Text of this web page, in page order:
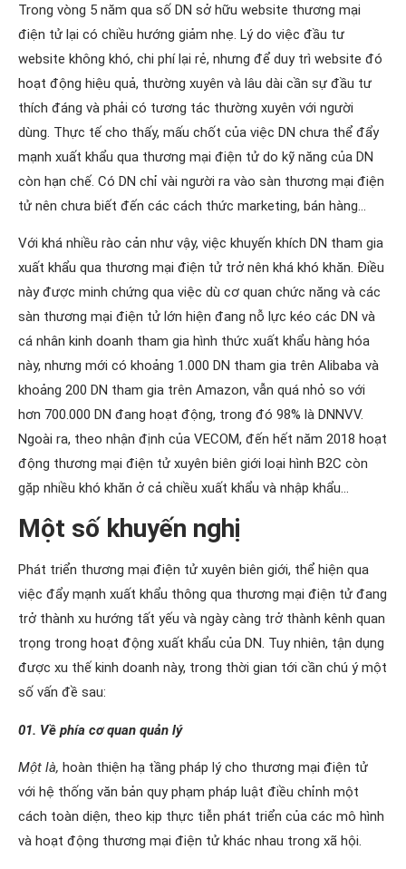
Trong vòng 5 năm qua số DN sở hữu website thương mại
điện tử lại có chiều hướng giảm nhẹ. Lý do việc đầu tư
website không khó, chi phí lại rẻ, nhưng để duy trì website đó
hoạt động hiệu quả, thường xuyên và lâu dài cần sự đầu tư
thích đáng và phải có tương tác thường xuyên với người
dùng. Thực tế cho thấy, mấu chốt của việc DN chưa thể đẩy
mạnh xuất khẩu qua thương mại điện tử do kỹ năng của DN
còn hạn chế. Có DN chỉ vài người ra vào sàn thương mại điện
tử nên chưa biết đến các cách thức marketing, bán hàng…
Với khá nhiều rào cản như vậy, việc khuyến khích DN tham gia
xuất khẩu qua thương mại điện tử trở nên khá khó khăn. Điều
này được minh chứng qua việc dù cơ quan chức năng và các
sàn thương mại điện tử lớn hiện đang nỗ lực kéo các DN và
cá nhân kinh doanh tham gia hình thức xuất khẩu hàng hóa
này, nhưng mới có khoảng 1.000 DN tham gia trên Alibaba và
khoảng 200 DN tham gia trên Amazon, vẫn quá nhỏ so với
hơn 700.000 DN đang hoạt động, trong đó 98% là DNNVV.
Ngoài ra, theo nhận định của VECOM, đến hết năm 2018 hoạt
động thương mại điện tử xuyên biên giới loại hình B2C còn
gặp nhiều khó khăn ở cả chiều xuất khẩu và nhập khẩu…
Một số khuyến nghị
Phát triển thương mại điện tử xuyên biên giới, thể hiện qua
việc đẩy mạnh xuất khẩu thông qua thương mại điện tử đang
trở thành xu hướng tất yếu và ngày càng trở thành kênh quan
trọng trong hoạt động xuất khẩu của DN. Tuy nhiên, tận dụng
được xu thế kinh doanh này, trong thời gian tới cần chú ý một
số vấn đề sau:
01. Về phía cơ quan quản lý
Một là, hoàn thiện hạ tầng pháp lý cho thương mại điện tử
với hệ thống văn bản quy phạm pháp luật điều chỉnh một
cách toàn diện, theo kịp thực tiễn phát triển của các mô hình
và hoạt động thương mại điện tử khác nhau trong xã hội.